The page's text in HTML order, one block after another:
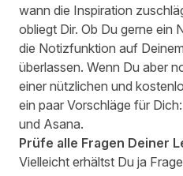
wann die Inspiration
obliegt Dir. Ob Du gerne ein
die Notizfunktion auf
überlassen. Wenn Du aber
einer nützlichen und
ein paar Vorschläge für Dich:
und Asana.
Prüfe alle Fragen Deiner
Vielleicht erhältst Du ja